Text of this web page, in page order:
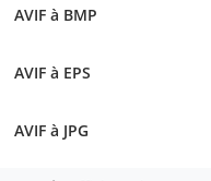
AVIF à BMP
AVIF à EPS
AVIF à JPG